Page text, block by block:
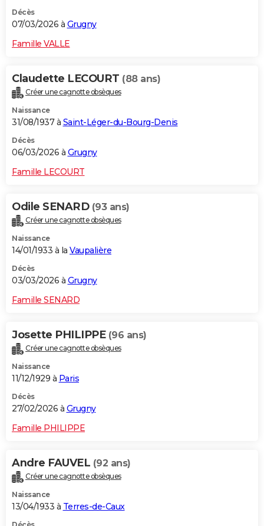
Décès
07/03/2026 à Grugny
Famille VALLE
Claudette LECOURT (88 ans)
Créer une cagnotte obsèques
Naissance
31/08/1937 à Saint-Léger-du-Bourg-Denis
Décès
06/03/2026 à Grugny
Famille LECOURT
Odile SENARD (93 ans)
Créer une cagnotte obsèques
Naissance
14/01/1933 à la Vaupalière
Décès
03/03/2026 à Grugny
Famille SENARD
Josette PHILIPPE (96 ans)
Créer une cagnotte obsèques
Naissance
11/12/1929 à Paris
Décès
27/02/2026 à Grugny
Famille PHILIPPE
Andre FAUVEL (92 ans)
Créer une cagnotte obsèques
Naissance
13/04/1933 à Terres-de-Caux
Décès